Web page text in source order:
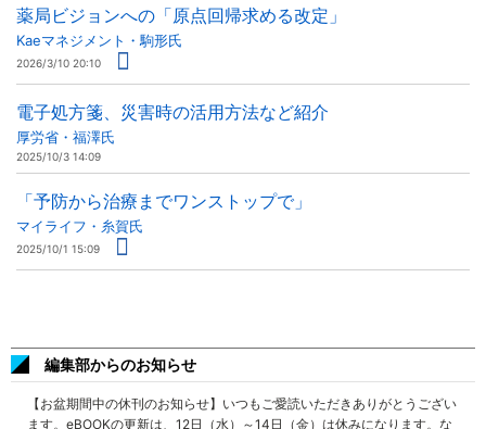
薬局ビジョンへの「原点回帰求める改定」
Kaeマネジメント・駒形氏
2026/3/10 20:10
電子処方箋、災害時の活用方法など紹介
厚労省・福澤氏
2025/10/3 14:09
「予防から治療までワンストップで」
マイライフ・糸賀氏
2025/10/1 15:09
編集部からのお知らせ
【お盆期間中の休刊のお知らせ】いつもご愛読いただきありがとうござい
ます。eBOOKの更新は、12日（水）～14日（金）は休みになります。な